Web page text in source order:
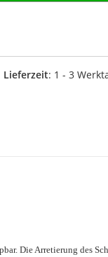
Lieferzeit: 1 - 3
Die Arretierung des